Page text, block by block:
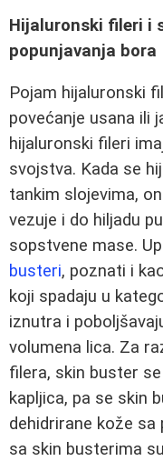
Hijaluronski fileri i
popunjavanja bora
Pojam hijaluronski
povećanje usana ili
hijaluronski fileri
svojstva. Kada se
tankim slojevima,
vezuje i do hiljadu
sopstvene mase.
busteri, poznati i
koji spadaju u
iznutra i
volumena lica. Za
filera, skin buster
kapljica, pa se skin
dehidrirane kože
sa skin busterima